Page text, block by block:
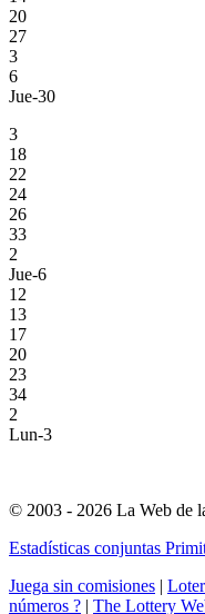
20
27
3
6
Jue-30
3
18
22
24
26
33
2
Jue-6
12
13
17
20
23
34
2
Lun-3
© 2003 - 2026 La Web de
Estadísticas conjuntas
Juega sin comisiones |
números ? | The Lottery